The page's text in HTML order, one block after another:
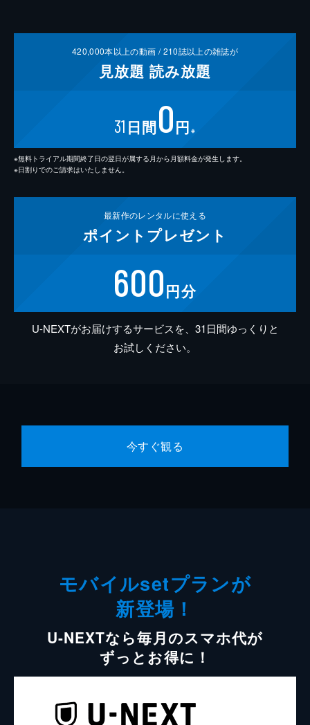
420,000本以上の動画 /210誌以上の雑誌が
見放題 読み放題
31 日間0円 ※
※無料トライアル期間終了日の翌日が属する月から月額料金が発生します。
※日割りでのご請求はいたしません。
最新作のレンタルに使える
ポイント プレゼント
600円分
U-NEXTがお届けするサービスを、31日間ゆっくりと
お試しください。
今すぐ観る
モバイルsetプランが
新登場！
U-NEXTなら毎月のスマホ代が
ずっとお得に！